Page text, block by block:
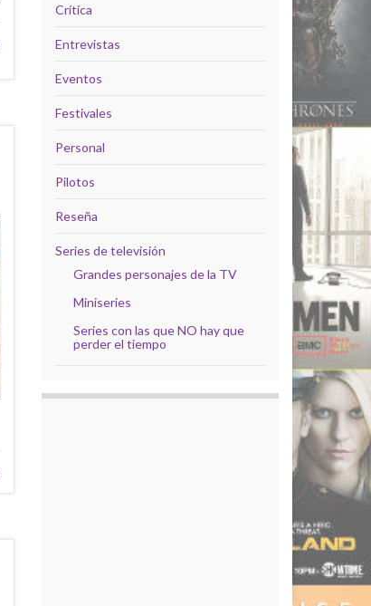
Crítica
Entrevistas
Eventos
Festivales
Personal
Pilotos
Reseña
Series de televisión
Grandes personajes de la TV
Miniseries
Series con las que NO hay que
perder el tiempo